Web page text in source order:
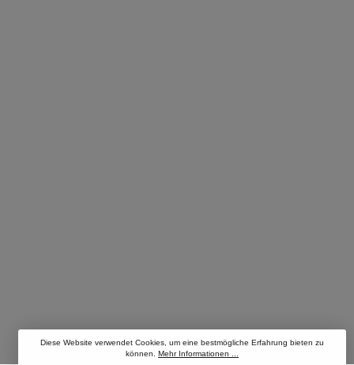
Diese Website verwendet Cookies, um eine bestmögliche Erfahrung bieten zu
können. Mehr Informationen ...